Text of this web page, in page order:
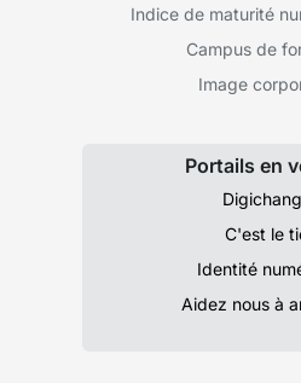
Indice de maturité
Campus de
Image
Portails en
C'est le
Identité
Aidez nous à